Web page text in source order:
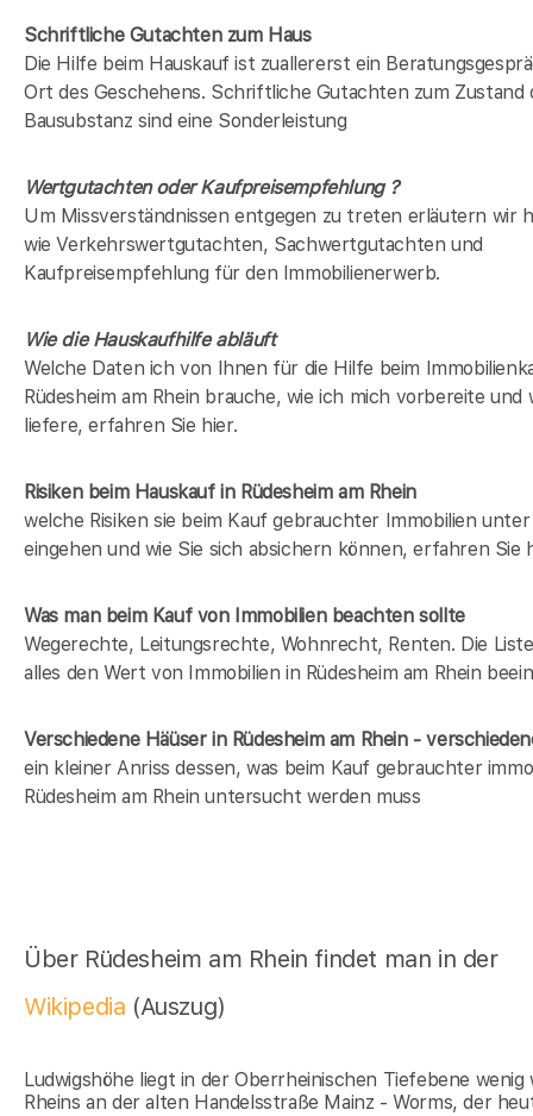
Schriftliche Gutachten zum Haus
Die Hilfe beim Hauskauf ist zuallererst ein
Ort des Geschehens. Schriftliche Gutachten zum Zustand
Bausubstanz sind eine Sonderleistung
Wertgutachten oder Kaufpreisempfehlung ?
Um Missverständnissen entgegen zu treten erläutern wir
wie Verkehrswertgutachten, Sachwertgutachten und
Kaufpreisempfehlung für den Immobilienerwerb.
Wie die Hauskaufhilfe abläuft
Welche Daten ich von Ihnen für die Hilfe beim
Rüdesheim am Rhein brauche, wie ich mich vorbereite und
liefere, erfahren Sie hier.
Risiken beim Hauskaufin Rüdesheim am Rhein
welche Risiken sie beim Kauf gebrauchter Immobilien
eingehen und wie Sie sich absichern können, erfahren Sie
Was man beim Kauf von Immobilien beachten sollte
Wegerechte, Leitungsrechte, Wohnrecht, Renten. Die
alles den Wert von Immobilien in Rüdesheim am Rhein
Verschiedene Häüser in Rüdesheim am Rhein -
ein kleiner Anriss dessen, was beim Kauf gebrauchter
Rüdesheim am Rhein untersucht werden muss
Über Rüdesheim am Rhein findet man in der
Wikipedia (Auszug)
Ludwigshöhe liegt in der Oberrheinischen Tiefebene wenig
Rheins an der alten Handelsstraße Mainz - Worms, der